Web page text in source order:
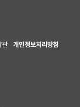
관
개인정보처리방침